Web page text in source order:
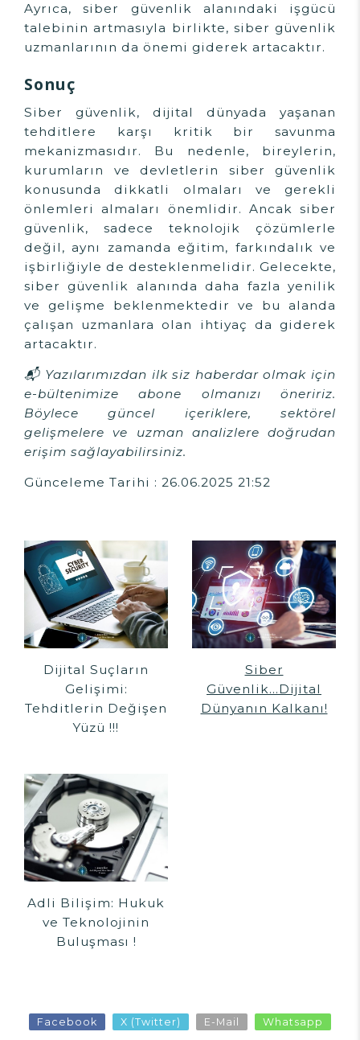
Ayrıca, siber güvenlik alanındaki işgücü
talebinin artmasıyla birlikte, siber güvenlik
uzmanlarının da önemi giderek artacaktır.
Sonuç
Siber güvenlik, dijital dünyada yaşanan
tehditlere karşı kritik bir savunma
mekanizmasıdır. Bu nedenle, bireylerin,
kurumların ve devletlerin siber güvenlik
konusunda dikkatli olmaları ve gerekli
önlemleri almaları önemlidir. Ancak siber
güvenlik, sadece teknolojik çözümlerle
değil, aynı zamanda eğitim, farkındalık ve
işbirliğiyle de desteklenmelidir. Gelecekte,
siber güvenlik alanında daha fazla yenilik
ve gelişme beklenmektedir ve bu alanda
çalışan uzmanlara olan ihtiyaç da giderek
artacaktır.
📬 Yazılarımızdan ilk siz haberdar olmak için
e-bültenimize abone olmanızı öneririz.
Böylece güncel içeriklere, sektörel
gelişmelere ve uzman analizlere doğrudan
erişim sağlayabilirsiniz.
Günceleme Tarihi : 26.06.2025 21:52
Dijital Suçların
Gelişimi:
Tehditlerin Değişen
Yüzü !!!
Siber
Güvenlik...Dijital
Dünyanın Kalkanı!
Adli Bilişim: Hukuk
ve Teknolojinin
Buluşması !
Facebook X (Twitter) E-Mail Whatsapp